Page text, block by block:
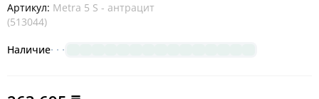
Артикул: Metra 5 S - антрацит
(513044)
Наличие